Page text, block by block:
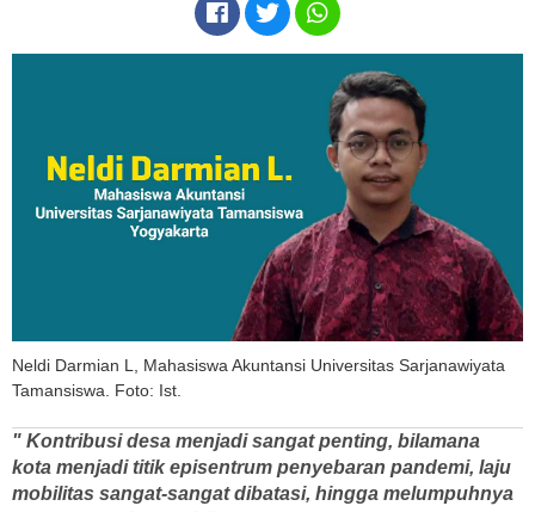
Neldi Darmian L, Mahasiswa Akuntansi Universitas Sarjanawiyata
Tamansiswa. Foto: Ist.
" Kontribusi desa menjadi sangat penting, bilamana
kota menjadi titik episentrum penyebaran pandemi, laju
mobilitas sangat-sangat dibatasi, hingga melumpuhnya